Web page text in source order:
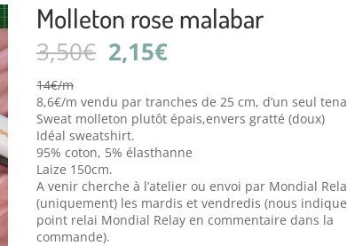
Molleton rose malabar
3,50€ Le
prix
était :
3,50€.
2,15€Le
est :
2,15€.
14€/m
8,6€/m vendu par tranches de 25 cm, d’un seul
Sweat molleton plutôt épais,envers gratté (doux)
Idéal sweatshirt.
95% coton, 5% élasthanne
Laize 150cm.
A venir cherche à l’atelier ou envoi par Mondial
(uniquement) les mardis et vendredis (nous
point relai Mondial Relay en commentaire dans la
commande).